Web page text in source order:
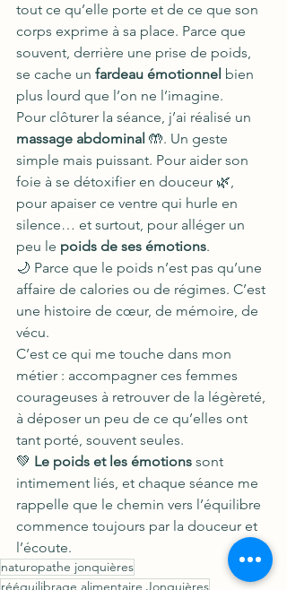
tout ce qu’elle porte et de ce que son
corps exprime à sa place. Parce que
souvent, derrière une prise de poids,
se cache un fardeau émotionnel bien
plus lourd que l’on ne l’imagine.
Pour clôturer la séance, j’ai réalisé un
massage abdominal 🤲. Un geste
simple mais puissant. Pour aider son
foie à se détoxifier en douceur 🌿,
pour apaiser ce ventre qui hurle en
silence… et surtout, pour alléger un
peu le poids de ses émotions.
🌙 Parce que le poids n’est pas qu’une
affaire de calories ou de régimes. C’est
une histoire de cœur, de mémoire, de
vécu.
C’est ce qui me touche dans mon
métier : accompagner ces femmes
courageuses à retrouver de la légèreté,
à déposer un peu de ce qu’elles ont
tant porté, souvent seules.
💚 Le poids et les émotions sont
intimement liés, et chaque séance me
rappelle que le chemin vers l’équilibre
commence toujours par la douceur et
l’écoute.
naturopathe jonquières
rééquilibrage alimentaire Jonquières